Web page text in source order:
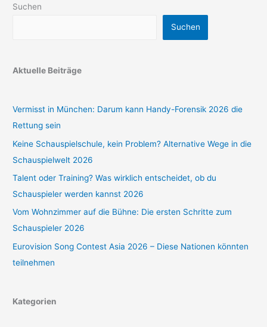
Suchen
Suchen
Aktuelle Beiträge
Vermisst in München: Darum kann Handy-Forensik 2026 die
Rettung sein
Keine Schauspielschule, kein Problem? Alternative Wege in die
Schauspielwelt 2026
Talent oder Training? Was wirklich entscheidet, ob du
Schauspieler werden kannst 2026
Vom Wohnzimmer auf die Bühne: Die ersten Schritte zum
Schauspieler 2026
Eurovision Song Contest Asia 2026 – Diese Nationen könnten
teilnehmen
Kategorien